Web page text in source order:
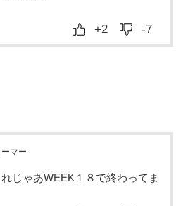
+2 -7
マー
じゃあWEEK１８で終わってま